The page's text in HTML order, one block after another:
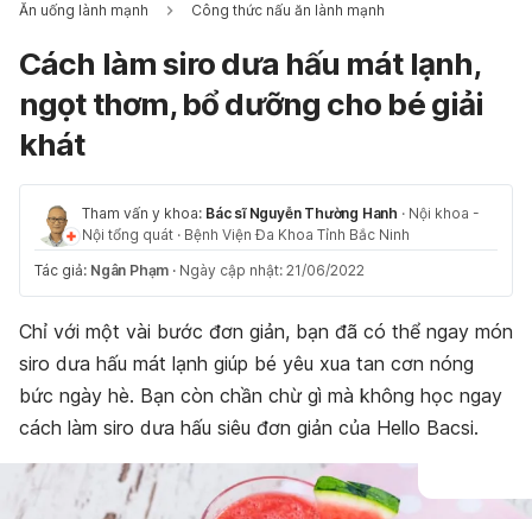
Ăn uống lành mạnh Công thức nấu ăn lành mạnh
Cách làm siro dưa hấu mát lạnh,
ngọt thơm, bổ dưỡng cho bé giải
khát
Tham vấn y khoa: Bác sĩ Nguyễn Thường Hanh · Nội khoa -
Nội tổng quát · Bệnh Viện Đa Khoa Tỉnh Bắc Ninh
Tác giả: Ngân Phạm · Ngày cập nhật: 21/06/2022
Chỉ với một vài bước đơn giản, bạn đã có thể ngay món
siro dưa hấu mát lạnh giúp bé yêu xua tan cơn nóng
bức ngày hè. Bạn còn chần chừ gì mà không học ngay
cách làm siro dưa hấu siêu đơn giản của Hello Bacsi.